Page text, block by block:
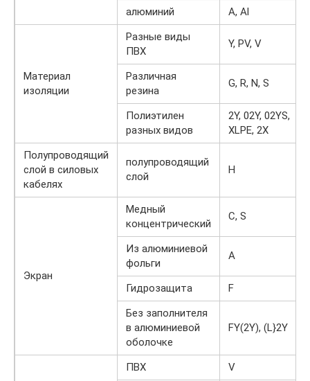
алюминий
А, Al
Материал
изоляции
Разные виды
ПВХ
Y, PV, V
Различная
резина
G, R, N, S
Полиэтилен
разных видов
2Y, 02Y, 02YS,
XLPE, 2X
Полупроводящий
слой в силовых
кабелях
полупроводящий
слой
Н
Экран
Медный
концентрический
C, S
Из алюминиевой
фольги
A
Гидрозащита
F
Без заполнителя
в алюминиевой
оболочке
FY(2Y), (L}2Y
ПВХ
V